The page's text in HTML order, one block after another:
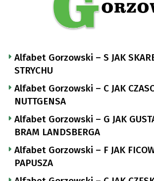
Alfabet Gorzowski – S JAK
STRYCHU
Alfabet Gorzowski – C JAK
NUTTGENSA
Alfabet Gorzowski – G JAK
BRAM LANDSBERGA
Alfabet Gorzowski – F JAK
PAPUSZA